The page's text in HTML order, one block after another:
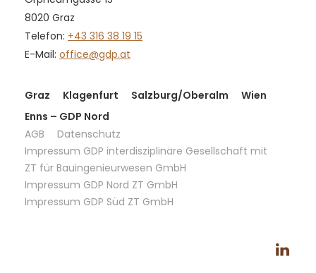
8020 Graz
Telefon: +43 316 38 19 15
E-Mail: office@gdp.at
Graz Klagenfurt Salzburg/Oberalm
Wien
Enns – GDP Nord
AGB
Datenschutz
Impressum GDP interdisziplinäre Gesellschaft mit
ZT für Bauingenieurwesen GmbH
Impressum GDP Nord ZT GmbH
Impressum GDP Süd ZT GmbH